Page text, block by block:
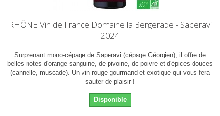
RHÔNE Vin de France Domaine la Bergerade - Saperavi
2024
Surprenant mono-cépage de Saperavi (cépage Géorgien), il offre de
belles notes d'orange sanguine, de pivoine, de poivre et d'épices douces
(cannelle, muscade). Un vin rouge gourmand et exotique qui vous fera
sauter de plaisir !
Disponible